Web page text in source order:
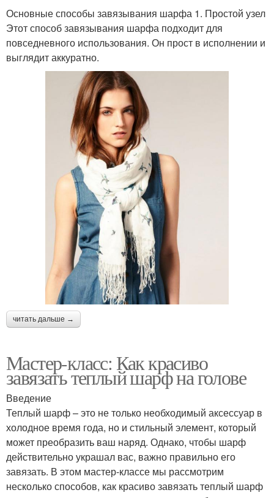
Основные способы завязывания шарфа 1. Простой узел
Этот способ завязывания шарфа подходит для
повседневного использования. Он прост в исполнении и
выглядит аккуратно.
читать дальше →
Мастер-класс: Как красиво
завязать теплый шарф на голове
Введение
Теплый шарф – это не только необходимый аксессуар в
холодное время года, но и стильный элемент, который
может преобразить ваш наряд. Однако, чтобы шарф
действительно украшал вас, важно правильно его
завязать. В этом мастер-классе мы рассмотрим
несколько способов, как красиво завязать теплый шарф